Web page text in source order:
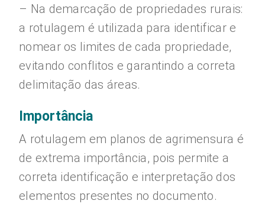
– Na demarcação de propriedades rurais:
a rotulagem é utilizada para identificar e
nomear os limites de cada propriedade,
evitando conflitos e garantindo a correta
delimitação das áreas.
Importância
A rotulagem em planos de agrimensura é
de extrema importância, pois permite a
correta identificação e interpretação dos
elementos presentes no documento.